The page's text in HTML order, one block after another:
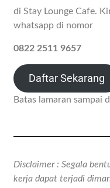
di Stay Lounge Cafe.
whatsapp di nomor
0822 2511 9657
Daftar Sekarang
Batas lamaran sampai
Disclaimer : Segala
kerja dapat terjadi